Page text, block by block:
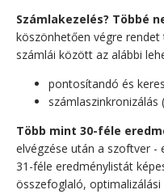
Számlakezelés? Többé
köszönhetően végre
számlái között az alábbi
pontosítandó és
számlaszinkronizálás
Több mint 30-féle
elvégzése után a szoftver -
31-féle eredménylistát
összefoglaló, optimalizálási